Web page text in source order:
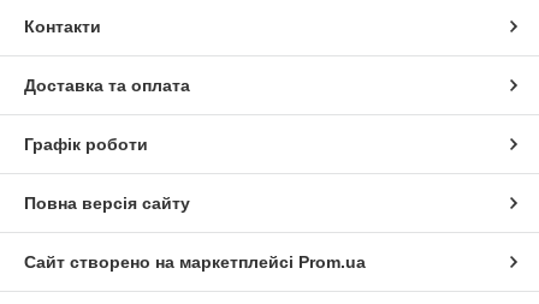
Контакти
Доставка та оплата
Графік роботи
Повна версія сайту
Сайт створено на маркетплейсі Prom.ua